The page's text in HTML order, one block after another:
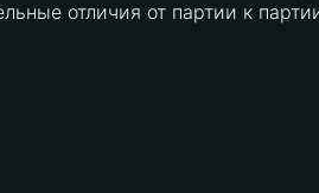
отличия от партии к